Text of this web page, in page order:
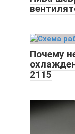
Почему
2115